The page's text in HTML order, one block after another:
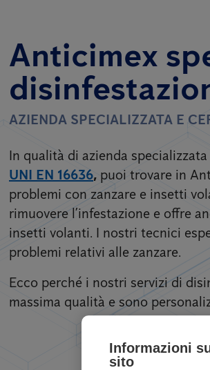
Anticimex
AZIENDA SPECIALIZZATA E
In qualità di azienda
UNI EN 16636, puoi trovare in
problemi con zanzare e insetti
rimuovere l’infestazione e offre
insetti volanti. I nostri tecnici
problemi relativi alle zanzare.
Ecco perché i nostri servizi di
massima qualità e sono
Informazioni
sito